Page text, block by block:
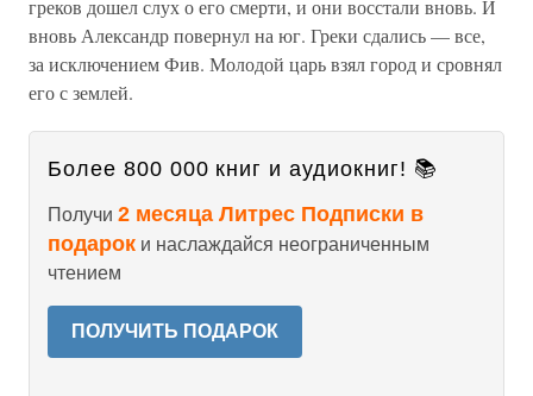
греков дошел слух о его смерти, и они восстали вновь. И
вновь Александр повернул на юг. Греки сдались — все,
за исключением Фив. Молодой царь взял город и сровнял
его с землей.
Более 800 000 книг и аудиокниг! 📚
Получи 2 месяца Литрес Подписки в
подарок и наслаждайся неограниченным
чтением
ПОЛУЧИТЬ ПОДАРОК